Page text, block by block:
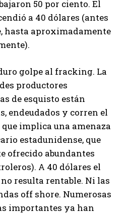
50 por ciento. El
a 40 dólares (antes
hasta aproximadamente
golpe al fracking. La
productores
de esquisto están
endeudados y corren el
implica una amenaza
estadunidense, que
ofrecido abundantes
A 40 dólares el
resulta rentable. Ni las
off shore. Numerosas
importantes ya han